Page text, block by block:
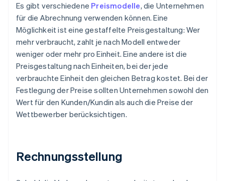
Es gibt verschiedene Preismodelle, die Unternehmen
für die Abrechnung verwenden können. Eine
Möglichkeit ist eine gestaffelte Preisgestaltung: Wer
mehr verbraucht, zahlt je nach Modell entweder
weniger oder mehr pro Einheit. Eine andere ist die
Preisgestaltung nach Einheiten, bei der jede
verbrauchte Einheit den gleichen Betrag kostet. Bei der
Festlegung der Preise sollten Unternehmen sowohl den
Wert für den Kunden/Kundin als auch die Preise der
Wettbewerber berücksichtigen.
Rechnungsstellung